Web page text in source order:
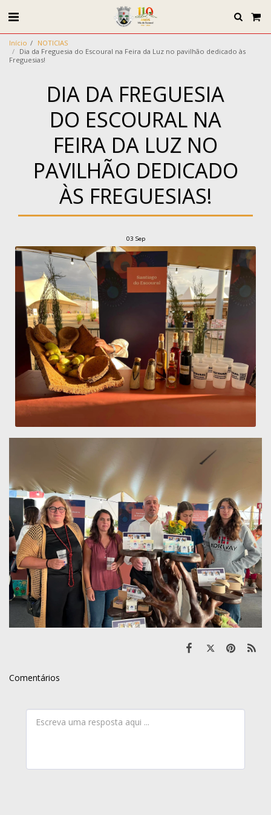
Início
NOTICIAS
Dia da Freguesia do Escoural na Feira da Luz no pavilhão dedicado às
Freguesias!
DIA DA FREGUESIA
DO ESCOURAL NA
FEIRA DA LUZ NO
PAVILHÃO DEDICADO
ÀS FREGUESIAS!
03 Sep
Comentários